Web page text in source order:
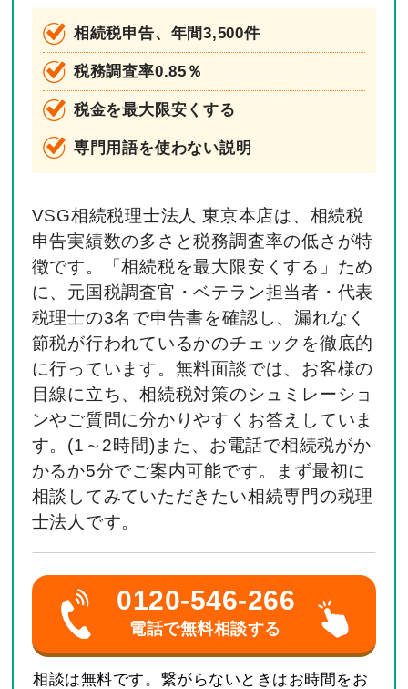
相続税申告、年間3,500件
税務調査率0.85％
税金を最大限安くする
専門用語を使わない説明
VSG相続税理士法人 東京本店は、相続税
申告実績数の多さと税務調査率の低さが特
徴です。「相続税を最大限安くする」ため
に、元国税調査官・ベテラン担当者・代表
税理士の3名で申告書を確認し、漏れなく
節税が行われているかのチェックを徹底的
に行っています。無料面談では、お客様の
目線に立ち、相続税対策のシュミレーショ
ンやご質問に分かりやすくお答えしていま
す。(1～2時間)また、お電話で相続税がか
かるか5分でご案内可能です。まず最初に
相談してみていただきたい相続専門の税理
士法人です。
0120-546-266
電話で無料相談する
相談は無料です。繋がらないときはお時間をお